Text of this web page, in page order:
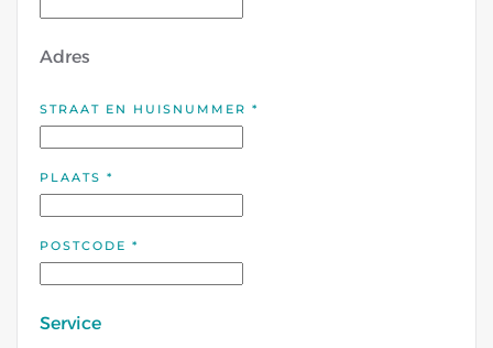
Adres
STRAAT EN HUISNUMMER *
PLAATS *
POSTCODE *
Service